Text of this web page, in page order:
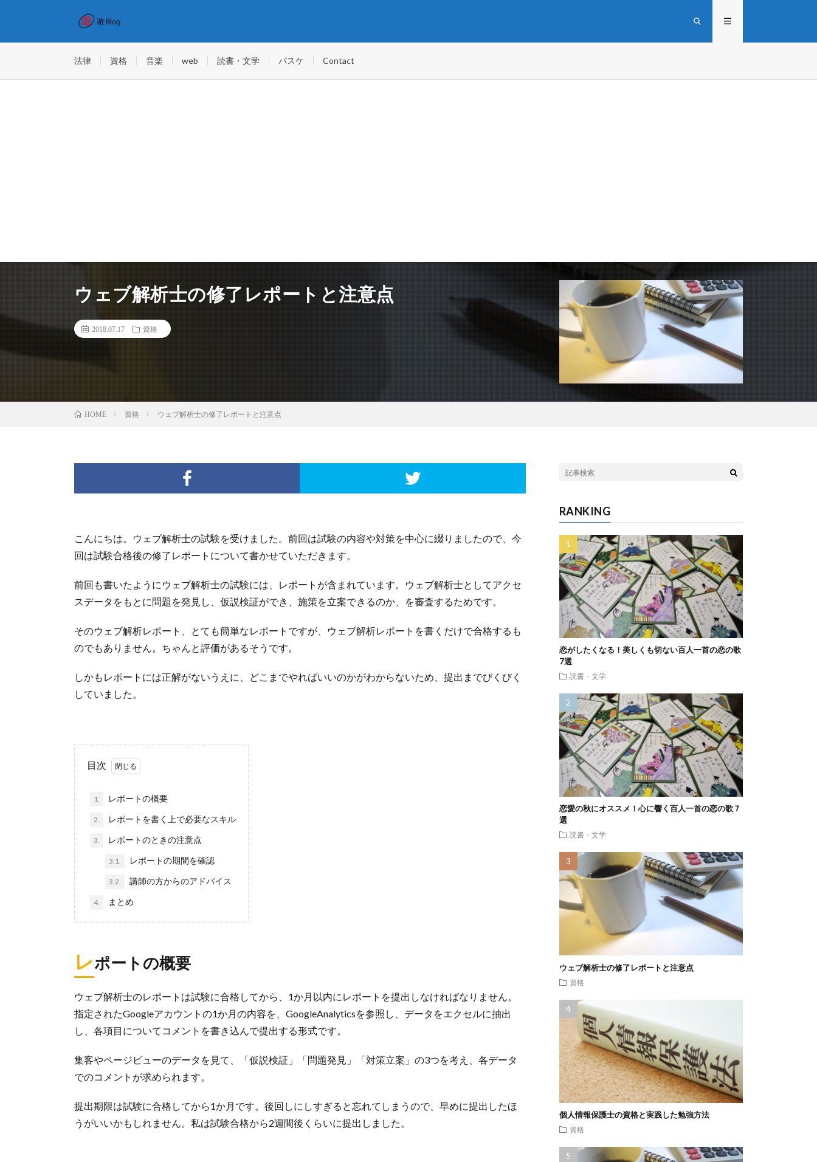
法律 資格 音楽 web 読書・文学 バスケ Contact
ウェブ解析士の修了レポートと注意点
2018.07.17 資格
HOME 資格 ウェブ解析士の修了レポートと注意点
こんにちは。ウェブ解析士の試験を受けました。前回は試験の内容や対策を中心に綴りましたので、今
回は試験合格後の修了レポートについて書かせていただきます。
前回も書いたようにウェブ解析士の試験には、レポートが含まれています。ウェブ解析士としてアクセ
スデータをもとに問題を発見し、仮説検証ができ、施策を立案できるのか、を審査するためです。
そのウェブ解析レポート、とても簡単なレポートですが、ウェブ解析レポートを書くだけで合格するも
のでもありません。ちゃんと評価があるそうです。
しかもレポートには正解がないうえに、どこまでやればいいのかがわからないため、提出までびくびく
していました。
目次
1. レポートの概要
2. レポートを書く上で必要なスキル
3. レポートのときの注意点
3.1. レポートの期間を確認
3.2. 講師の方からのアドバイス
4. まとめ
レポートの概要
ウェブ解析士のレポートは試験に合格してから、1か月以内にレポートを提出しなければなりません。
指定されたGoogleアカウントの1か月の内容を、GoogleAnalyticsを参照し、データをエクセルに抽出
し、各項目についてコメントを書き込んで提出する形式です。
集客やページビューのデータを見て、「仮説検証」「問題発見」「対策立案」の3つを考え、各データ
でのコメントが求められます。
提出期限は試験に合格してから1か月です。後回しにしすぎると忘れてしまうので、早めに提出したほ
うがいいかもしれません。私は試験合格から2週間後くらいに提出しました。
RANKING
恋がしたくなる！美しくも切ない百人一首の恋の歌
7選
読書・文学
恋愛の秋にオススメ！心に響く百人一首の恋の歌７
選
読書・文学
ウェブ解析士の修了レポートと注意点
資格
個人情報保護士の資格と実践した勉強方法
資格